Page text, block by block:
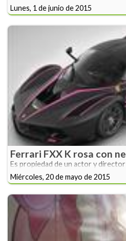
Lunes, 1 de junio de 2015
Ferrari FXX K rosa con
Es propiedad de un actor y
Miércoles, 20 de mayo de 2015